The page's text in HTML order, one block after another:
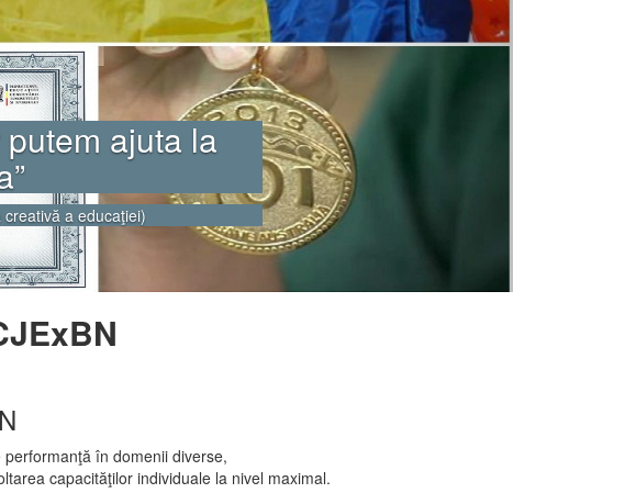
creative uriaşe.
să fie
trebuie să ne
în domenii diverse,
capacităţilor individuale la nivel maximal.